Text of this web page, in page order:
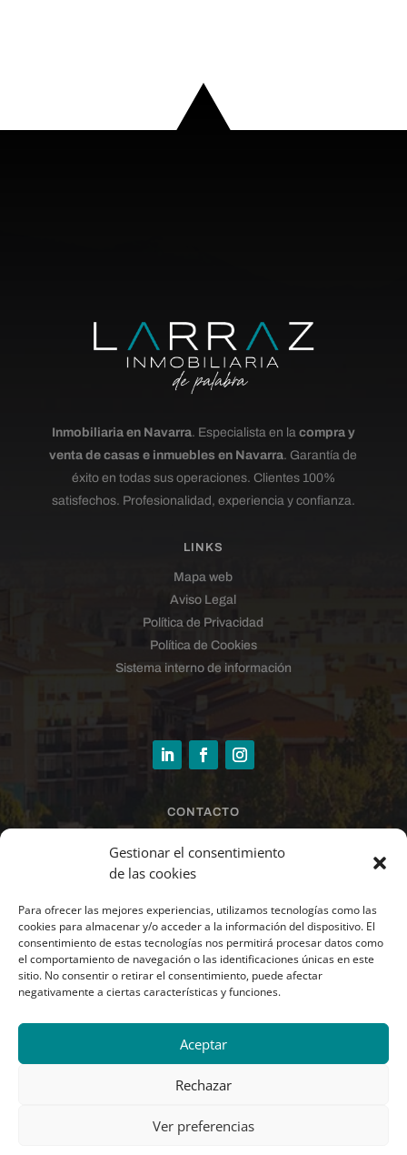
Gestionar el consentimiento
de las cookies
Para ofrecer las mejores experiencias, utilizamos tecnologías como las
cookies para almacenar y/o acceder a la información del dispositivo. El
consentimiento de estas tecnologías nos permitirá procesar datos como
el comportamiento de navegación o las identificaciones únicas en este
sitio. No consentir o retirar el consentimiento, puede afectar
negativamente a ciertas características y funciones.
Aceptar
Rechazar
Ver preferencias
Inmobiliaria en Navarra. Especialista en la compra y
venta de casas e inmuebles en Navarra. Garantía de
éxito en todas sus operaciones. Clientes 100%
satisfechos. Profesionalidad, experiencia y confianza.
LINKS
Mapa web
Aviso Legal
Política de Privacidad
Política de Cookies
Sistema interno de información
CONTACTO
678 44 21 49 · 948 37 07 90
Paseo Santxiki 2.1º.
Oficina L.1.6.